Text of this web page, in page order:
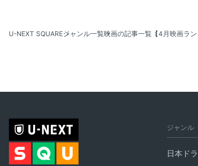
U-NEXT SQUAREジャンル一覧映画の記事一覧 【4月映画ラ
ジャンル
日本ド